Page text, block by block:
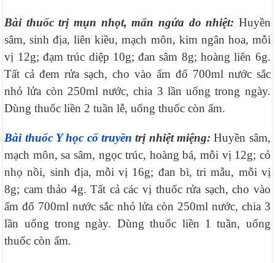
Bài thuốc trị mụn nhọt, mẩn ngứa do nhiệt: Huyền
sâm, sinh địa, liên kiều, mạch môn, kim ngân hoa, mỗi
vị 12g; đạm trúc diệp 10g; đan sâm 8g; hoàng liên 6g.
Tất cả đem rửa sạch, cho vào ấm đổ 700ml nước sắc
nhỏ lửa còn 250ml nước, chia 3 lần uống trong ngày.
Dùng thuốc liền 2 tuần lễ, uống thuốc còn ấm.
Bài thuốc Y học cổ truyền trị nhiệt miệng:Huyền sâm,
mạch môn, sa sâm, ngọc trúc, hoàng bá, mỗi vị 12g; cỏ
nhọ nồi, sinh địa, mỗi vị 16g; đan bì, tri mẫu, mỗi vị
8g; cam thảo 4g. Tất cả các vị thuốc rửa sạch, cho vào
ấm đổ 700ml nước sắc nhỏ lửa còn 250ml nước, chia 3
lần uống trong ngày. Dùng thuốc liền 1 tuần, uống
thuốc còn ấm.